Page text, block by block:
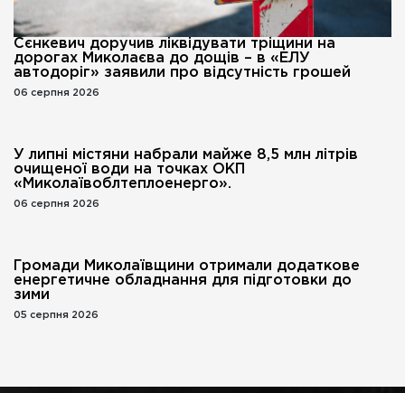
Сєнкевич доручив ліквідувати тріщини на
дорогах Миколаєва до дощів – в «ЕЛУ
автодоріг» заявили про відсутність грошей
06 серпня 2026
У липні містяни набрали майже 8,5 млн літрів
очищеної води на точках ОКП
«Миколаївоблтеплоенерго».
06 серпня 2026
Громади Миколаївщини отримали додаткове
енергетичне обладнання для підготовки до
зими
05 серпня 2026